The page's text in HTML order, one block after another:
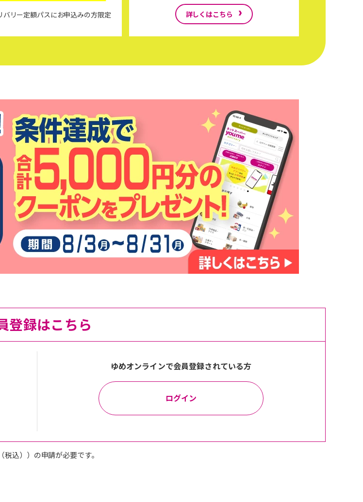
リー定額パスにお申込みの方限定 詳しくはこちら
登録はこちら
ゆめオンラインで会員登録されている方
ログイン
込））の申請が必要です。